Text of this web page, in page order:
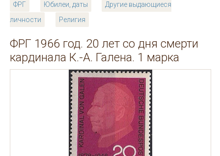
ФРГ Юбилеи, даты
Другие выдающиеся
личности
Религия
ФРГ 1966 год. 20 лет со дня смерти
кардинала К.-А. Галена. 1 марка